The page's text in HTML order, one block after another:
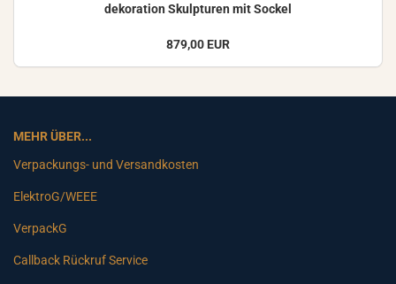
de­ko­ra­ti­on Skulp­tu­ren mit So­ckel
879,00 EUR
MEHR ÜBER...
Verpackungs- und Versandkosten
ElektroG/WEEE
VerpackG
Callback Rückruf Service